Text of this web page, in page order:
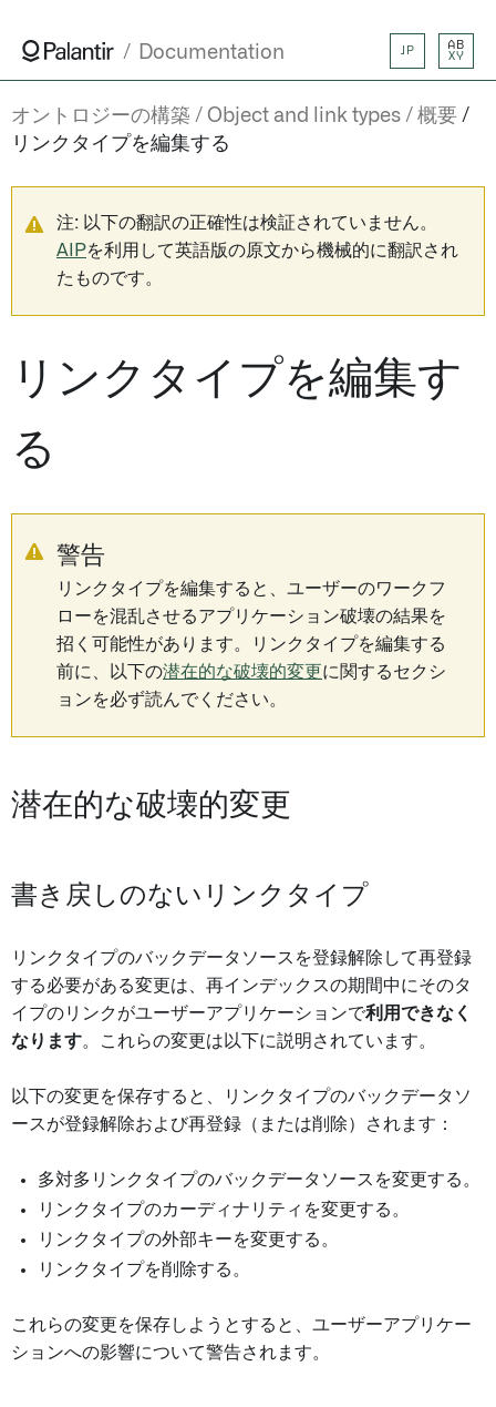
Documentation JP
AB
XY
オントロジーの構築 Object and link types
概要
リンクタイプを編集する
注: 以下の翻訳の正確性は検証されていません。
AIPを利用して英語版の原文から機械的に翻訳され
たものです。
リンクタイプを編集す
る
警告
リンクタイプを編集すると、ユーザーのワークフ
ローを混乱させるアプリケーション破壊の結果を
招く可能性があります。リンクタイプを編集する
前に、以下の潜在的な破壊的変更に関するセクシ
ョンを必ず読んでください。
潜在的な破壊的変更
書き戻しのないリンクタイプ
リンクタイプのバックデータソースを登録解除して再登録
する必要がある変更は、再インデックスの期間中にそのタ
イプのリンクがユーザーアプリケーションで利用できなく
なります。これらの変更は以下に説明されています。
以下の変更を保存すると、リンクタイプのバックデータソ
ースが登録解除および再登録（または削除）されます：
多対多リンクタイプのバックデータソースを変更する。
リンクタイプのカーディナリティを変更する。
リンクタイプの外部キーを変更する。
リンクタイプを削除する。
これらの変更を保存しようとすると、ユーザーアプリケー
ションへの影響について警告されます。